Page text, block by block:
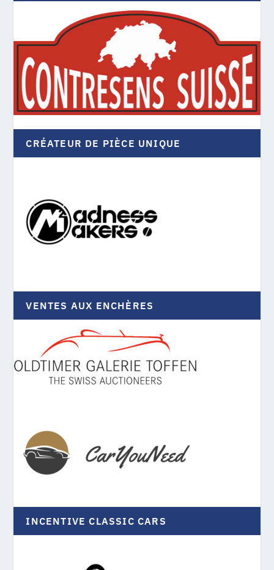
CRÉATEUR DE PIÈCE UNIQUE
VENTES AUX ENCHÈRES
INCENTIVE CLASSIC CARS